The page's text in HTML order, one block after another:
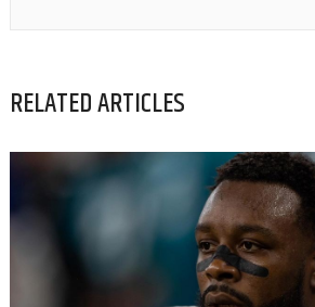
RELATED ARTICLES